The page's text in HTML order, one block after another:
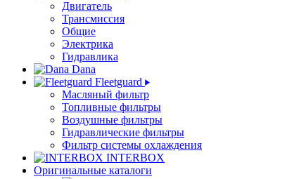
Двигатель
Трансмиссия
Общие
Электрика
Гидравлика
Dana
Fleetguard
Масляный фильтр
Топливные фильтры
Воздушные фильтры
Гидравлические фильтры
Фильтр системы охлаждения
INTERBOX
Оригинальные каталоги